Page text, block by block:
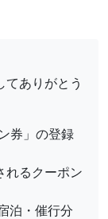
てありがとう
券」の登録
れるクーポン
泊・催行分